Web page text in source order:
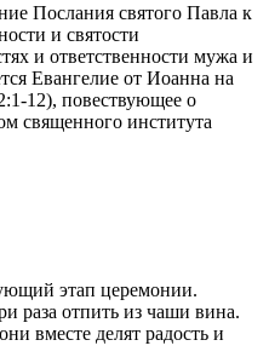
Послания святого Павла к
и святости
и ответственности мужа и
Евангелие от Иоанна на
12), повествующее о
священного института
этап церемонии.
раза отпить из чаши вина.
вместе делят радость и